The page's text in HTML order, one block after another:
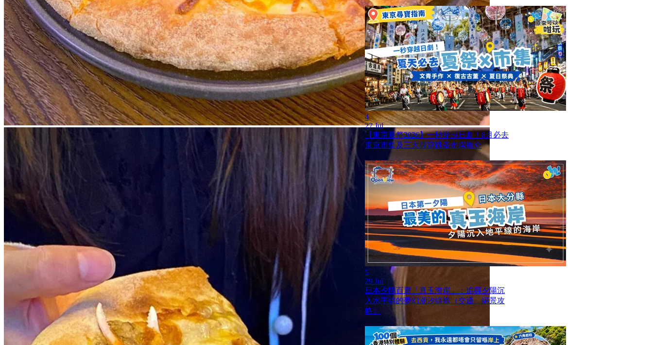
4
27 Jul
【東京夏祭2026】一秒穿越日劇！8月必去
東京市集及三大尋寶跳蚤市場推介
5
29 Jul
日本夕陽百選「真玉海岸」：追尋夕陽沉
入水平線的夢幻潮汐線條（交通、絕景攻
略）